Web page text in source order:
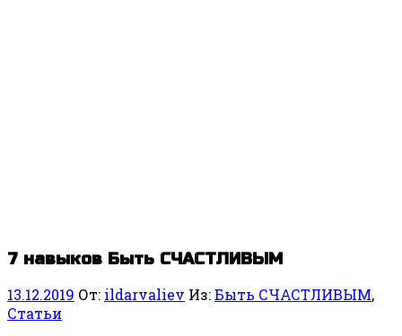
7 навыков Быть СЧАСТЛИВЫМ
13.12.2019 От: ildarvaliev Из:Быть СЧАСТЛИВЫМ,
Статьи